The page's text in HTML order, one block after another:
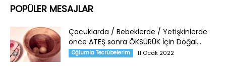
POPÜLER MESAJLAR
Çocuklarda / Bebeklerde / Yetişkinlerde
önce ATEŞ sonra ÖKSÜRÜK İçin Doğal...
Oğlumla Tecrübelerim 11 Ocak 2022